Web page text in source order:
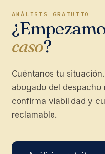
ANÁLISIS GRATUITO
caso?
Cuéntanos tu
abogado del despacho
confirma viabilidad y
reclamable.